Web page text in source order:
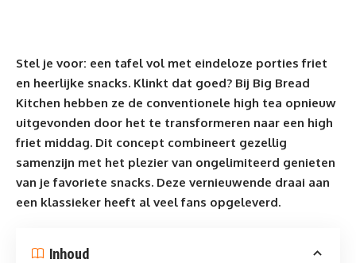
Stel je voor: een tafel vol met eindeloze porties friet
en heerlijke snacks. Klinkt dat goed? Bij Big Bread
Kitchen hebben ze de conventionele high tea opnieuw
uitgevonden door het te transformeren naar een high
friet middag. Dit concept combineert gezellig
samenzijn met het plezier van ongelimiteerd genieten
van je favoriete snacks. Deze vernieuwende draai aan
een klassieker heeft al veel fans opgeleverd.
Inhoud